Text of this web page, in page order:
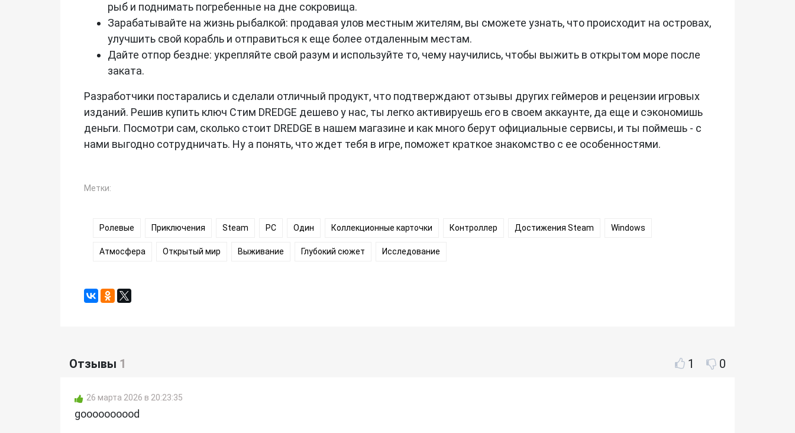
рыб и поднимать погребенные на дне сокровища.
Зарабатывайте на жизнь рыбалкой: продавая улов местным жителям, вы сможете узнать, что происходит на островах,
улучшить свой корабль и отправиться к еще более отдаленным местам.
Дайте отпор бездне: укрепляйте свой разум и используйте то, чему научились, чтобы выжить в открытом море после
заката.
Разработчики постарались и сделали отличный продукт, что подтверждают отзывы других геймеров и рецензии игровых
изданий. Решив купить ключ Стим DREDGE дешево у нас, ты легко активируешь его в своем аккаунте, да еще и сэкономишь
деньги. Посмотри сам, сколько стоит DREDGE в нашем магазине и как много берут официальные сервисы, и ты поймешь - с
нами выгодно сотрудничать. Ну а понять, что ждет тебя в игре, поможет краткое знакомство с ее особенностями.
Метки:
Ролевые Приключения Steam PC Один Коллекционные карточки Контроллер Достижения Steam Windows
Атмосфера Открытый мир Выживание Глубокий сюжет Исследование
Отзывы 1 1 0
26 марта 2026 в 20:23:35
goooooooood